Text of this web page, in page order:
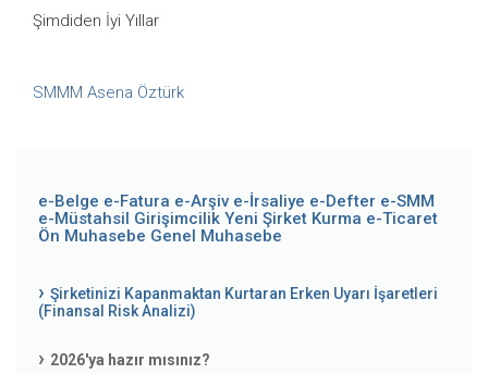
Şimdiden İyi Yıllar
SMMM Asena Öztürk
e-Belge e-Fatura e-Arşiv e-İrsaliye e-Defter e-SMM
e-Müstahsil Girişimcilik Yeni Şirket Kurma e-Ticaret
Ön Muhasebe Genel Muhasebe
Şirketinizi Kapanmaktan Kurtaran Erken Uyarı İşaretleri
(Finansal Risk Analizi)
2026'ya hazır mısınız?